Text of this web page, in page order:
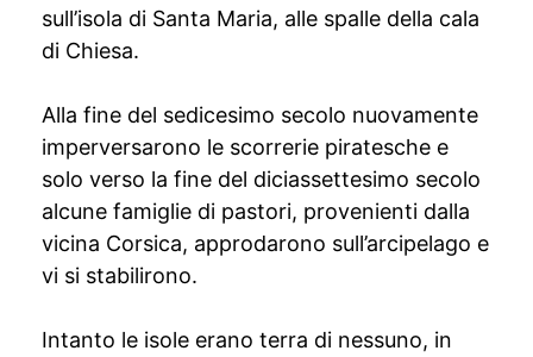
sull’isola di Santa Maria, alle spalle della cala
di Chiesa.
Alla fine del sedicesimo secolo nuovamente
imperversarono le scorrerie piratesche e
solo verso la fine del diciassettesimo secolo
alcune famiglie di pastori, provenienti dalla
vicina Corsica, approdarono sull’arcipelago e
vi si stabilirono.
Intanto le isole erano terra di nessuno, in